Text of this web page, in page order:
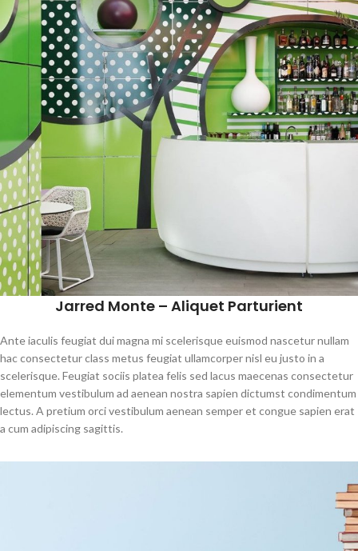
Jarred Monte – Aliquet Parturient
Ante iaculis feugiat dui magna mi scelerisque euismod nascetur nullam
hac consectetur class metus feugiat ullamcorper nisl eu justo in a
scelerisque. Feugiat sociis platea felis sed lacus maecenas consectetur
elementum vestibulum ad aenean nostra sapien dictumst condimentum
lectus. A pretium orci vestibulum aenean semper et congue sapien erat
a cum adipiscing sagittis.